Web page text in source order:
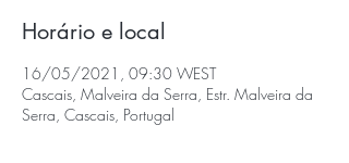
Horário e local
16/05/2021, 09:30 WEST
Cascais, Malveira da Serra, Estr. Malveira da
Serra, Cascais, Portugal